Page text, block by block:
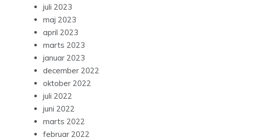
juli 2023
maj 2023
april 2023
marts 2023
januar 2023
december 2022
oktober 2022
juli 2022
juni 2022
marts 2022
februar 2022